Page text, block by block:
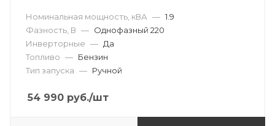
Номинальная мощность, кВА — 1.9
Фазность, В — Однофазный 220
Инверторные — Да
Топливо — Бензин
Тип запуска — Ручной
54 990 руб./шт